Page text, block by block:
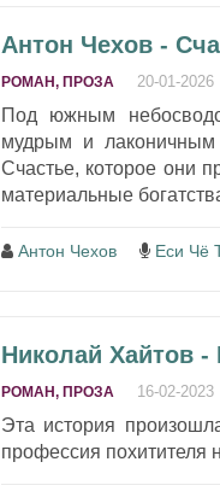
Антон Чехов -
РОМАН, ПРОЗА 20-01-2026
Под южным
мудрым и лаконичным
Счастье, которое они
материальные
Антон Чехов Еси Чё
Николай Хайтов
РОМАН, ПРОЗА 16-02-2023
Эта история
профессия похитителя